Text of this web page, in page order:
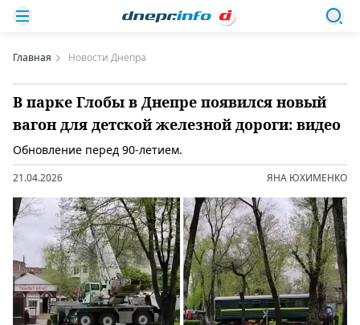
Главная Новости Днепра
В парке Глобы в Днепре появился новый
вагон для детской железной дороги: видео
Обновление перед 90-летием.
21.04.2026 ЯНА ЮХИМЕНКО